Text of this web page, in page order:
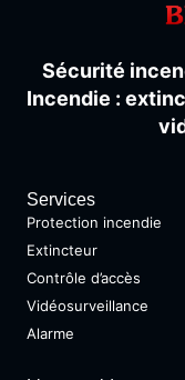
Sécurité
Incendie :
Services
Protection incendie
Extincteur
Contrôle d’accès
Vidéosurveillance
Alarme